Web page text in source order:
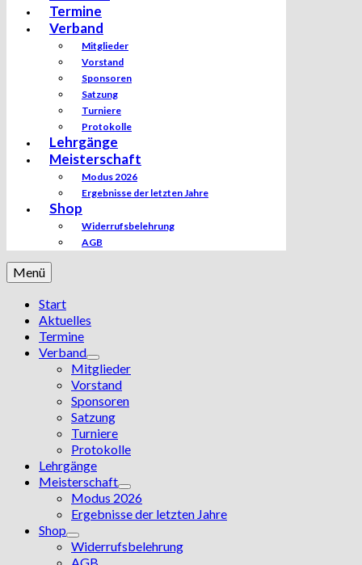
Termine
Verband
Mitglieder
Vorstand
Sponsoren
Satzung
Turniere
Protokolle
Lehrgänge
Meisterschaft
Modus 2026
Ergebnisse der letzten Jahre
Shop
Widerrufsbelehrung
AGB
Menü
Start
Aktuelles
Termine
Verband
Mitglieder
Vorstand
Sponsoren
Satzung
Turniere
Protokolle
Lehrgänge
Meisterschaft
Modus 2026
Ergebnisse der letzten Jahre
Shop
Widerrufsbelehrung